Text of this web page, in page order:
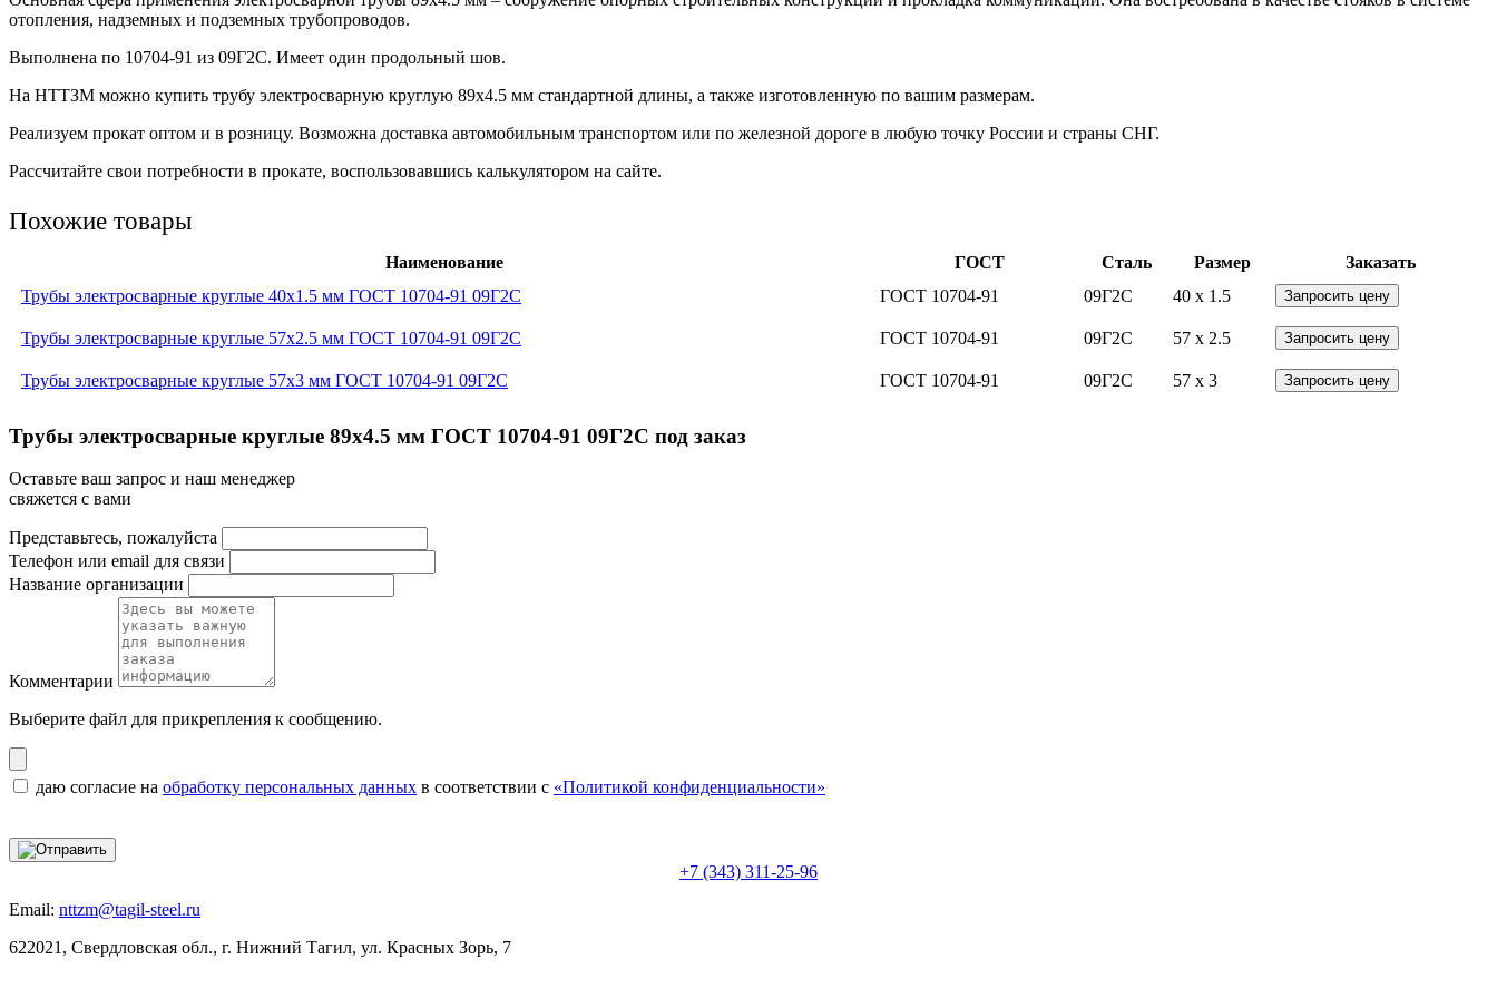
отопления, надземных и подземных трубопроводов.
Выполнена по 10704-91 из 09Г2С. Имеет один продольный шов.
На НТТЗМ можно купить трубу электросварную круглую 89х4.5 мм стандартной длины, а также изготовленную по вашим размерам.
Реализуем прокат оптом и в розницу. Возможна доставка автомобильным транспортом или по железной дороге в любую точку России и страны СНГ.
Рассчитайте свои потребности в прокате, воспользовавшись калькулятором на сайте.
Похожие товары
Наименование ГОСТ Сталь Размер
Заказать
Трубы электросварные круглые 40x1.5 мм ГОСТ 10704-91 09Г2С
ГОСТ 10704-91 09Г2С 40 x 1.5 Запросить цену
Трубы электросварные круглые 57x2.5 мм ГОСТ 10704-91 09Г2С ГОСТ 10704-91 09Г2С 57 x 2.5 Запросить цену
Трубы электросварные круглые 57x3 мм ГОСТ 10704-91 09Г2С ГОСТ 10704-91 09Г2С 57 x 3 Запросить цену
Трубы электросварные круглые 89x4.5 мм ГОСТ 10704-91 09Г2С под заказ
Оставьте ваш запрос и наш менеджер
свяжется с вами
Представьтесь, пожалуйста
Телефон или email для связи
Название организации
Комментарии
Выберите файл для прикрепления к сообщению.
даю согласие на обработку персональных данных в соответствии с «Политикой конфиденциальности»
+7 (343) 311-25-96
Email: nttzm@tagil-steel.ru
622021, Свердловская обл., г. Нижний Тагил, ул. Красных Зорь, 7